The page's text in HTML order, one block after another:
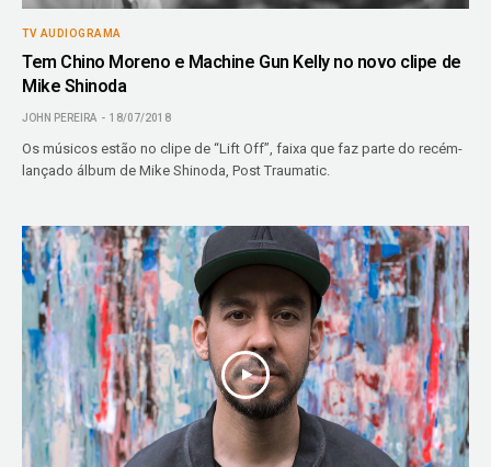
TV AUDIOGRAMA
Tem Chino Moreno e Machine Gun Kelly no novo clipe de
Mike Shinoda
JOHN PEREIRA 18/07/2018
Os músicos estão no clipe de “Lift Off”, faixa que faz parte do recém-
lançado álbum de Mike Shinoda, Post Traumatic.